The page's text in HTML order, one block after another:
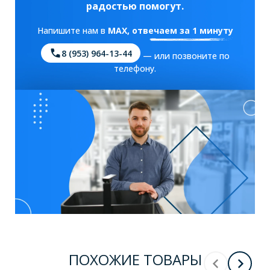
радостью помогут.
Напишите нам в MAX, отвечаем за 1 минуту
8 (953) 964-13-44
— или позвоните по
телефону.
ПОХОЖИЕ ТОВАРЫ